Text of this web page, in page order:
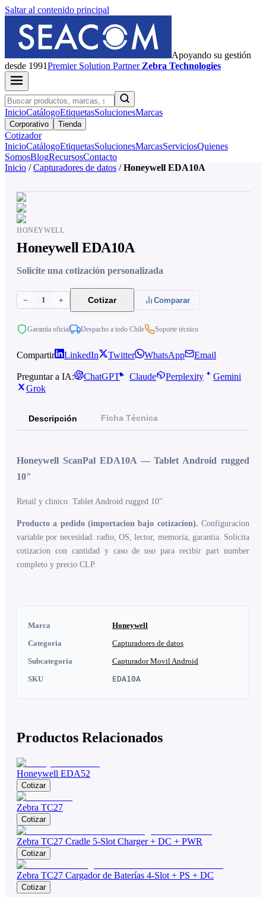
Saltar al contenido principal
Apoyando su gestión
desde 1991PremierSolution Partner Zebra Technologies
InicioCatálogoEtiquetasSolucionesMarcas
Corporativo Tienda
Cotizador
InicioCatálogoEtiquetasSolucionesMarcasServiciosQuienes
SomosBlogRecursosContacto
Inicio / Capturadores de datos / Honeywell EDA10A
HONEYWELL
Honeywell EDA10A
Solicite una cotización personalizada
− 1 + Cotizar Comparar
Garantía oficial Despacho a todo Chile Soporte técnico
Compartir LinkedIn Twitter WhatsApp Email
Preguntar a IA: ChatGPT Claude Perplexity
Gemini
Grok
Descripción Ficha Técnica
Honeywell ScanPal EDA10A — Tablet Android rugged
10"
Retail y clinico. Tablet Android rugged 10".
Producto a pedido (importacion bajo cotizacion). Configuracion
variable por necesidad: radio, OS, lector, memoria, garantia. Solicita
cotizacion con cantidad y caso de uso para recibir part number
completo y precio CLP.
Marca
Honeywell
Categoria
Capturadores de datos
Subcategoria
Capturador Movil Android
SKU
EDA10A
Productos Relacionados
Honeywell EDA52
Cotizar
Zebra TC27
Cotizar
Zebra TC27 Cradle 5-Slot Charger + DC + PWR
Cotizar
Zebra TC27 Cargador de Baterías 4-Slot + PS + DC
Cotizar